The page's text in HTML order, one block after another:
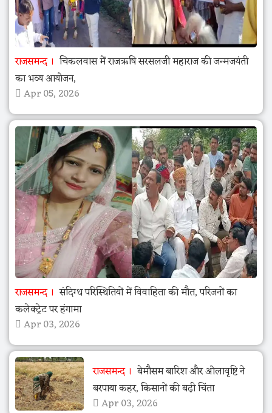
राजसमन्द
चिकलवास में राजऋषि सरसलजी महाराज की जन्मजयंती
का भव्य आयोजन,
Apr 05, 2026
राजसमन्द
संदिग्ध परिस्थितियों में विवाहिता की मौत, परिजनों का
कलेक्ट्रेट पर हंगामा
Apr 03, 2026
राजसमन्द
बेमौसम बारिश और ओलावृष्टि ने
बरपाया कहर, किसानों की बढ़ी चिंता
Apr 03, 2026